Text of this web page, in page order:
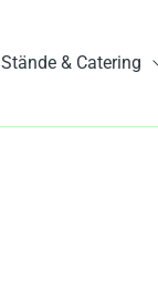
Stände & Catering